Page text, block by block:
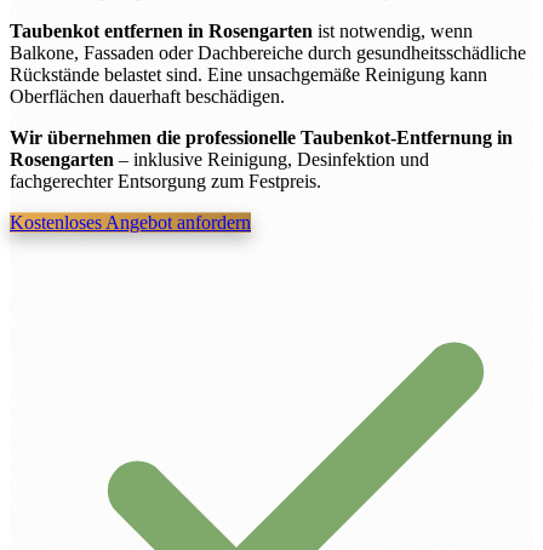
Taubenkot entfernen in Rosengarten ist notwendig, wenn
Balkone, Fassaden oder Dachbereiche durch gesundheitsschädliche
Rückstände belastet sind. Eine unsachgemäße Reinigung kann
Oberflächen dauerhaft beschädigen.
Wir übernehmen die professionelle Taubenkot-Entfernung in
Rosengarten – inklusive Reinigung, Desinfektion und
fachgerechter Entsorgung zum Festpreis.
Kostenloses Angebot anfordern